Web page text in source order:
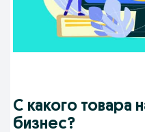
С какого товара
бизнес?